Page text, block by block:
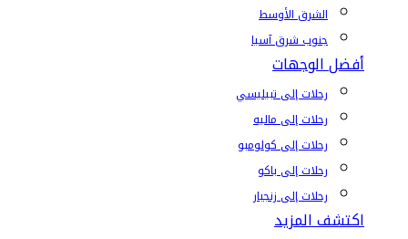
الشرق الأوسط
جنوب شرق آسيا
أفضل الوجهات
رحلات إلى تبيليسي
رحلات إلى ماليه
رحلات إلى كولومبو
رحلات إلى باكو
رحلات إلى زنجبار
اكتشف المزيد